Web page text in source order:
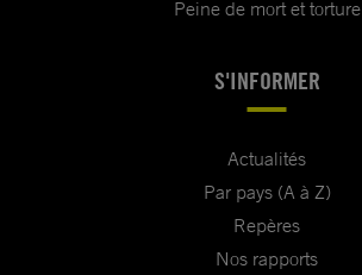
Peine de mort et torture
S'INFORMER
Actualités
Par pays (A à Z)
Repères
Nos rapports